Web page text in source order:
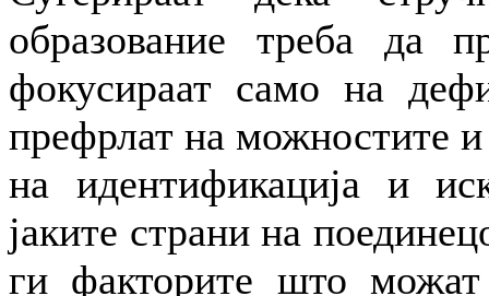
образование треба да
фокусираат само на
префрлат на можностите
на идентификација и
јаките страни на
ги факторите што